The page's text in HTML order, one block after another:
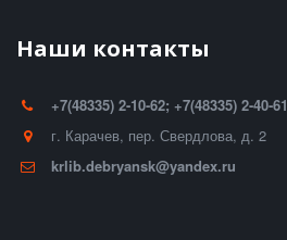
Наши контакты
+7(48335) 2-10-62; +7(48335) 2-40-61
г. Карачев, пер. Свердлова, д. 2
krlib.debryansk@yandex.ru